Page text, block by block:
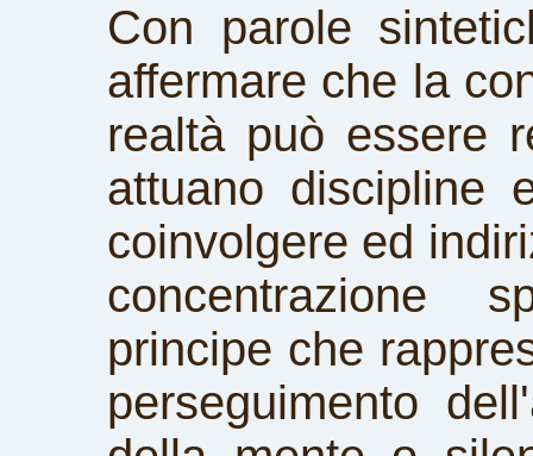
Con parole
affermare che la
realtà può essere
attuano discipline
coinvolgere ed
concentrazione
principe che
perseguimento